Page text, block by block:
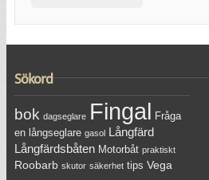
Sökord
bok dagseglare Fingal Fråga
en långseglare gasol Långfärd
Långfärdsbåten Motorbåt praktiskt
Roobarb skutor säkerhet tips Vega